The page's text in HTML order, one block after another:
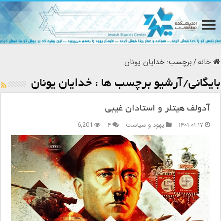
خانه/برچسب:خدایان یونان
بایگانی/آرشیو برچسب ها :خدایان یونان
آدولف هیتلر و استادان غیبی
۱۴۰۱-۰۱-۱۷
یهود و سیاست ۴ 6,201